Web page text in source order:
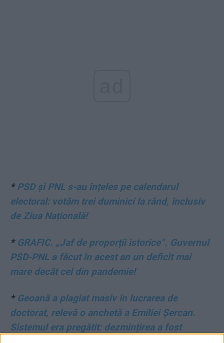
*PSD și PNL s-au înțeles pe calendarul
electoral: votăm trei duminici la rând, inclusiv
de Ziua Națională!
* GRAFIC. „Jaf de proporții istorice“. Guvernul
PSD-PNL a făcut în acest an un deficit mai
mare decât cel din pandemie!
* Geoană a plagiat masiv în lucrarea de
doctorat, relevă o anchetă a Emiliei Șercan.
Sistemul era pregătit: dezmințirea a fost